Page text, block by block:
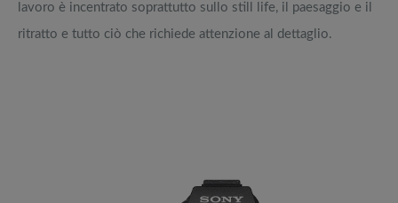
lavoro è incentrato soprattutto sullo still life, il paesaggio e il
ritratto e tutto ciò che richiede attenzione al dettaglio.